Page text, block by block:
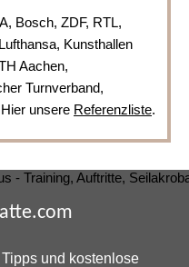
Bosch, ZDF, RTL,
Kunsthallen
Aachen,
Turnverband,
unsere Referenzliste.
und kostenlose